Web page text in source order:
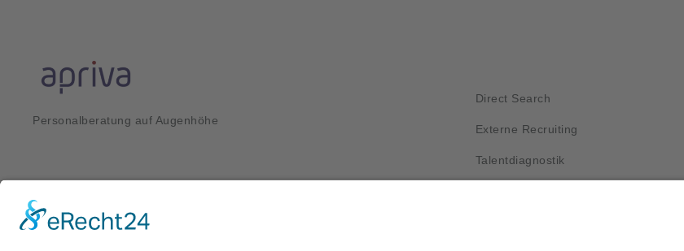
Personalberatung auf Augenhöhe
Direct Search
Externe Recruiting
Talentdiagnostik